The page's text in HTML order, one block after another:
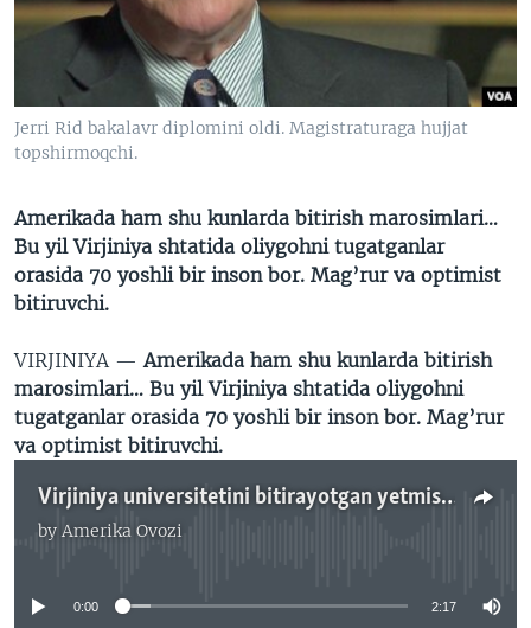
VIDEO
XABARLAR SURATLARDA
ODNOKLASSNIKI
TWITTER
SOUNDCLOUD
VOA
Jerri Rid bakalavr diplomini oldi. Magistraturaga hujjat
topshirmoqchi.
Amerikada ham shu kunlarda bitirish marosimlari…
Bu yil Virjiniya shtatida oliygohni tugatganlar
orasida 70 yoshli bir inson bor. Mag’rur va optimist
bitiruvchi.
VIRJINIYA — Amerikada ham shu kunlarda bitirish
marosimlari… Bu yil Virjiniya shtatida oliygohni
tugatganlar orasida 70 yoshli bir inson bor. Mag’rur
va optimist bitiruvchi.
Virjiniya universitetini bitirayotgan yetmish yoshli talaba bilan suhbat
by Amerika Ovozi
No media source currently available
0:00 2:17